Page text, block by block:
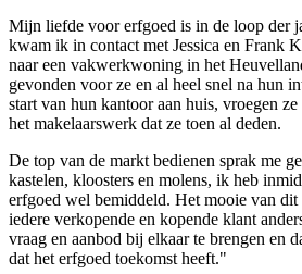
Mijn liefde voor erfgoed is in de loop der
kwam ik in contact met Jessica en Frank
naar een vakwerkwoning in het
gevonden voor ze en al heel snel na hun
start van hun kantoor aan huis, vroegen
het makelaarswerk dat ze toen al deden.
De top van de markt bedienen sprak me
kastelen, kloosters en molens, ik heb
erfgoed wel bemiddeld. Het mooie van dit
iedere verkopende en kopende klant
vraag en aanbod bij elkaar te brengen en
dat het erfgoed toekomst heeft."